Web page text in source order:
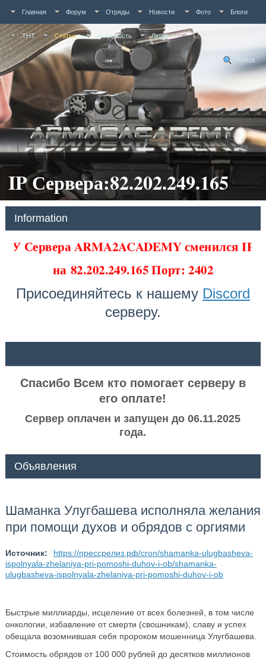
Главная Форум Отряды Новости Фото Блоги
ТНТ Статьи Активность Люди
Поиск
IP Сервера:82.202.249.165
Information
У Сервера ARMA2ACADEMY сменился IP
на82.202.249.165 Порт: 2402
Присоединяйтесь к нашему Discord
серверу.
Спасибо Всем кто помогает серверу в
его оплате!
Сервер оплачен и запущен до 06.11.2025
года.
Объявления
Шаманка Улугбашева исполняла желания
при помощи духов и обрядов с оргиями
Источник:
https://прессрелиз.рф/cron/shamanka-ulugbasheva-
ispolnyala-zhelaniya-pri-pomoshi-duhov-i-ob/shamanka-
ulugbasheva-ispolnyala-zhelaniya-pri-pomoshi-duhov-i-ob
Быстрые миллиарды, исцеление от всех болезней, в том числе
онкологии, избавление от смерти (свошникам), славу и успех
обещала возомнившая себя пророком мошенница Улугбашева.
Стоимость обрядов от 100 000 рублей до десятков миллионов